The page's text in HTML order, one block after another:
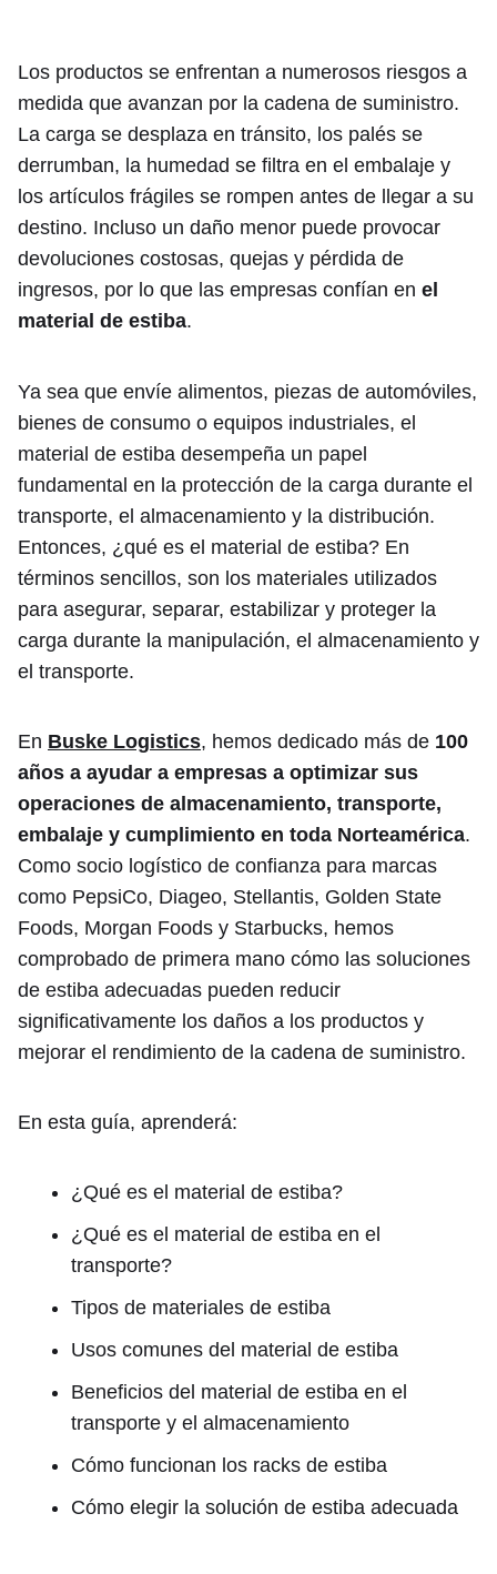
Los productos se enfrentan a numerosos riesgos a
medida que avanzan por la cadena de suministro.
La carga se desplaza en tránsito, los palés se
derrumban, la humedad se filtra en el embalaje y
los artículos frágiles se rompen antes de llegar a su
destino. Incluso un daño menor puede provocar
devoluciones costosas, quejas y pérdida de
ingresos, por lo que las empresas confían en el
material de estiba.
Ya sea que envíe alimentos, piezas de automóviles,
bienes de consumo o equipos industriales, el
material de estiba desempeña un papel
fundamental en la protección de la carga durante el
transporte, el almacenamiento y la distribución.
Entonces, ¿qué es el material de estiba? En
términos sencillos, son los materiales utilizados
para asegurar, separar, estabilizar y proteger la
carga durante la manipulación, el almacenamiento y
el transporte.
En Buske Logistics, hemos dedicado más de 100
años a ayudar a empresas a optimizar sus
operaciones de almacenamiento, transporte,
embalaje y cumplimiento en toda Norteamérica.
Como socio logístico de confianza para marcas
como PepsiCo, Diageo, Stellantis, Golden State
Foods, Morgan Foods y Starbucks, hemos
comprobado de primera mano cómo las soluciones
de estiba adecuadas pueden reducir
significativamente los daños a los productos y
mejorar el rendimiento de la cadena de suministro.
En esta guía, aprenderá:
¿Qué es el material de estiba?
¿Qué es el material de estiba en el
transporte?
Tipos de materiales de estiba
Usos comunes del material de estiba
Beneficios del material de estiba en el
transporte y el almacenamiento
Cómo funcionan los racks de estiba
Cómo elegir la solución de estiba adecuada